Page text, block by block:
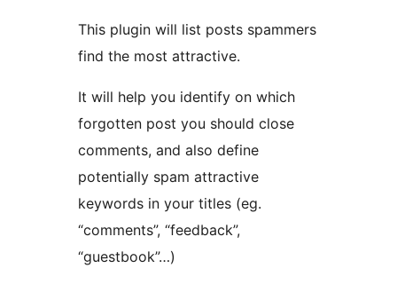
This plugin will list posts spammers
find the most attractive.
It will help you identify on which
forgotten post you should close
comments, and also define
potentially spam attractive
keywords in your titles (eg.
“comments”, “feedback”,
“guestbook”…)